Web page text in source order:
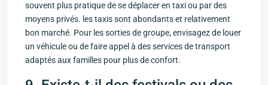
souvent plus pratique de se déplacer en taxi ⁤ou par des
moyens privés. les taxis sont abondants⁤ et relativement
bon marché. Pour les sorties de groupe, envisagez de louer
un véhicule⁤ ou de faire appel à des services de transport
adaptés aux familles pour plus de ‌confort.